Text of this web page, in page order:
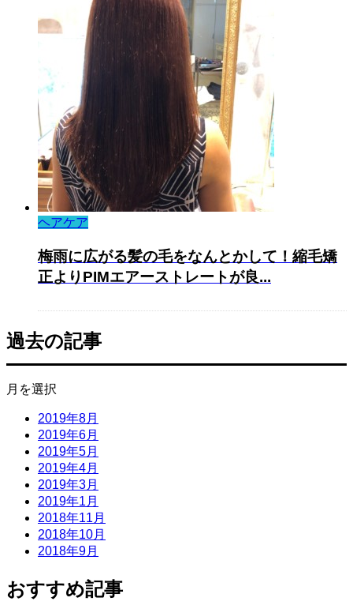
ヘアケア
梅雨に広がる髪の毛をなんとかして！縮毛矯
正よりPIMエアーストレートが良...
過去の記事
月を選択
2019年8月
2019年6月
2019年5月
2019年4月
2019年3月
2019年1月
2018年11月
2018年10月
2018年9月
おすすめ記事